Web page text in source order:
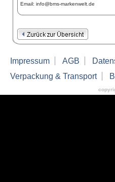
Email: info@bms-markenwelt.de
Impressum AGB
Verpackung & Transport